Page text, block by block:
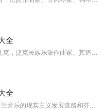
全
全